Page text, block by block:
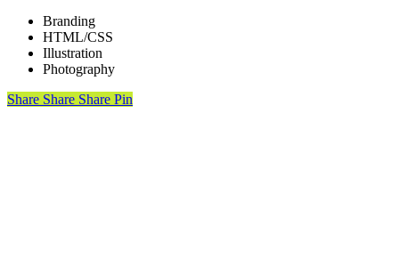
Branding
HTML/CSS
Illustration
Photography
Share Share Share Pin